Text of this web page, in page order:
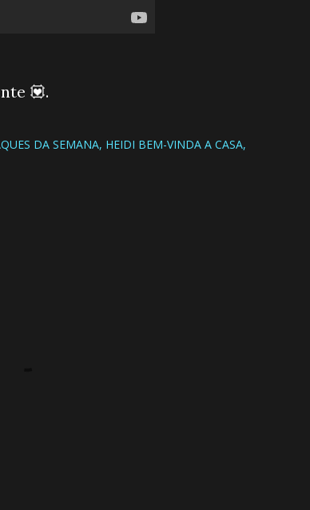
💟.
DA SEMANA HEIDI BEM-VINDA A CASA